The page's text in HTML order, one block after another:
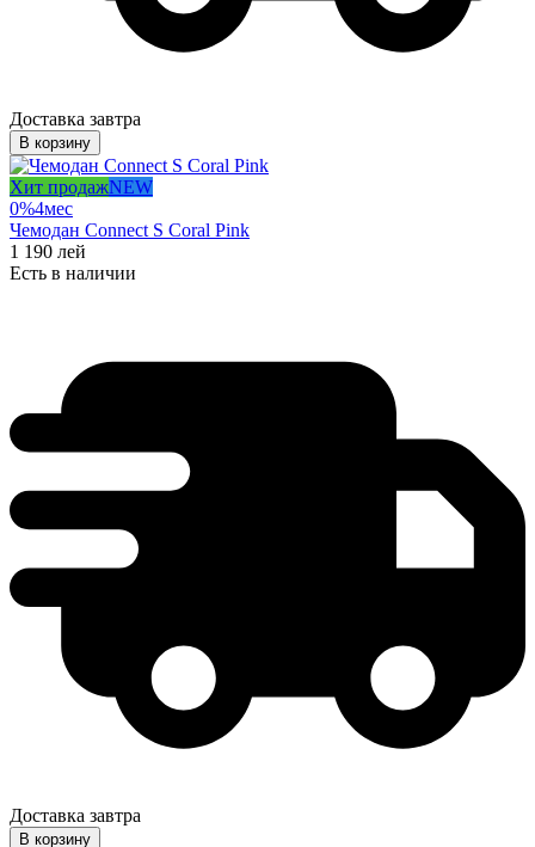
Доставка завтра
В корзину
Хит продажNEW
0%4мес
Чемодан Connect S Coral Pink
1 190 лей
Есть в наличии
Доставка завтра
В корзину